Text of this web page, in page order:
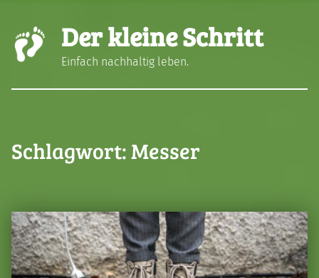
Der kleine Schritt
Einfach nachhaltig leben.
Schlagwort:Messer